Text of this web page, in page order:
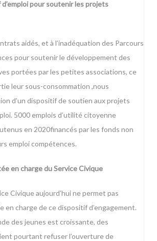
pour soutenir les projets
aidés, et à l’inadéquation des Parcours
pour soutenir le développement des
portées par les petites associations, ce
leur sous-consommation ,nous
d’un dispositif de soutien aux projets
5000 emplois d’utilité citoyenne
en 2020financés par les fonds non
emploi compétences.
en charge du Service Civique
Civique aujourd’hui ne permet pas
en charge de ce dispositif d’engagement.
des jeunes est croissante, des
pourtant refuser l’ouverture de